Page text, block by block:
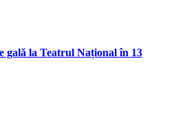
gală la Teatrul Național în 13